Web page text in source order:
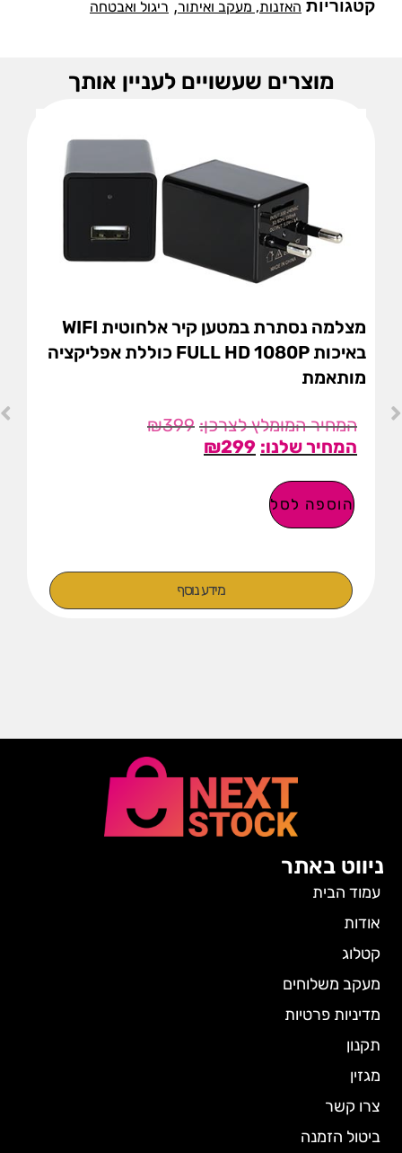
קטגוריות האזנות, מעקב ואיתור, ריגול ואבטחה
מוצרים שעשויים לעניין אותך
מצלמה נסתרת במטען קיר אלחוטית WIFI
באיכות FULL HD 1080P כוללת אפליקציה
מותאמת
₪399
₪299
הוספה לסל
מידע נוסף
ניווט באתר
עמוד הבית
אודות
קטלוג
מעקב משלוחים
מדיניות פרטיות
תקנון
מגזין
צרו קשר
ביטול הזמנה